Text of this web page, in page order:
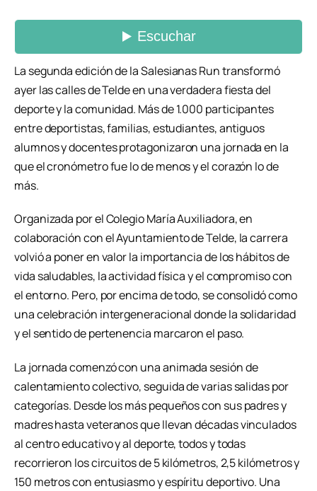
La segunda edición de la Salesianas Run transformó
ayer las calles de Telde en una verdadera fiesta del
deporte y la comunidad. Más de 1.000 participantes
entre deportistas, familias, estudiantes, antiguos
alumnos y docentes protagonizaron una jornada en la
que el cronómetro fue lo de menos y el corazón lo de
más.
Organizada por el Colegio María Auxiliadora, en
colaboración con el Ayuntamiento de Telde, la carrera
volvió a poner en valor la importancia de los hábitos de
vida saludables, la actividad física y el compromiso con
el entorno. Pero, por encima de todo, se consolidó como
una celebración intergeneracional donde la solidaridad
y el sentido de pertenencia marcaron el paso.
La jornada comenzó con una animada sesión de
calentamiento colectivo, seguida de varias salidas por
categorías. Desde los más pequeños con sus padres y
madres hasta veteranos que llevan décadas vinculados
al centro educativo y al deporte, todos y todas
recorrieron los circuitos de 5 kilómetros, 2,5 kilómetros y
150 metros con entusiasmo y espíritu deportivo. Una